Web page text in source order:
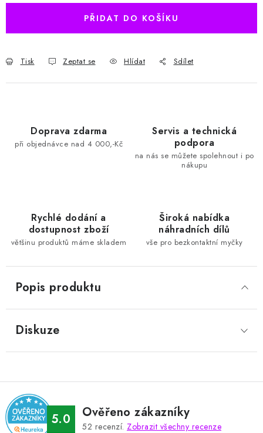
PŘIDAT DO KOŠÍKU
Tisk Zeptat se Hlídat Sdílet
Doprava zdarma
při objednávce nad 4 000,-Kč
Servis a technická
podpora
na nás se můžete spolehnout i po
nákupu
Rychlé dodání a
dostupnost zboží
většinu produktů máme skladem
Široká nabídka
náhradních dílů
vše pro bezkontaktní myčky
Popis produktu
Diskuze
5.0 Ověřeno zákazníky
52 recenzí. Zobrazit všechny recenze